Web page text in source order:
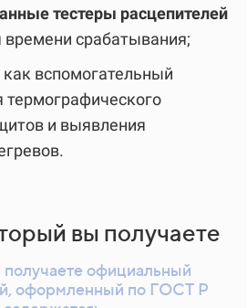
тестеры расцепителей
времени срабатывания;
вспомогательный
термографического
и выявления
вы получаете
официальный
оформленный по ГОСТ Р